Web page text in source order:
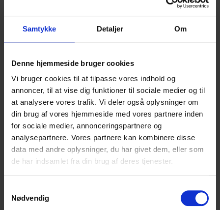
Samtykke Detaljer Om
Denne hjemmeside bruger cookies
Vi bruger cookies til at tilpasse vores indhold og
annoncer, til at vise dig funktioner til sociale medier og til
at analysere vores trafik. Vi deler også oplysninger om
din brug af vores hjemmeside med vores partnere inden
for sociale medier, annonceringspartnere og
analysepartnere. Vores partnere kan kombinere disse
data med andre oplysninger, du har givet dem, eller som
de har indsamlet fra din brug af deres tjenester.
Nødvendig
og brugbar faglig ballast og er nu
deres liv, når de afslutter deres HHX-
Læs mere om SCUs mange
talenttilbud
Læs Hekma Akbaris erfaringer
med ATU